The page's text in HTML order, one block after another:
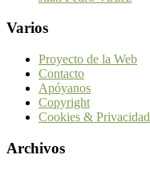
Varios
Proyecto de la Web
Contacto
Apóyanos
Copyright
Cookies & Privacidad
Archivos